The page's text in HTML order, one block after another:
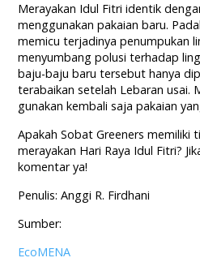
Merayakan Idul Fitri identik
menggunakan pakaian baru.
memicu terjadinya penumpukan
menyumbang polusi terhadap
baju-baju baru tersebut hanya
terabaikan setelah Lebaran usai.
gunakan kembali saja pakaian
Apakah Sobat Greeners memiliki
merayakan Hari Raya Idul Fitri?
komentar ya!
Penulis: Anggi R. Firdhani
Sumber:
EcoMENA